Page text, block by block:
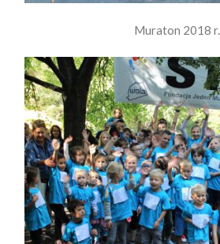
Muraton 2018 r.